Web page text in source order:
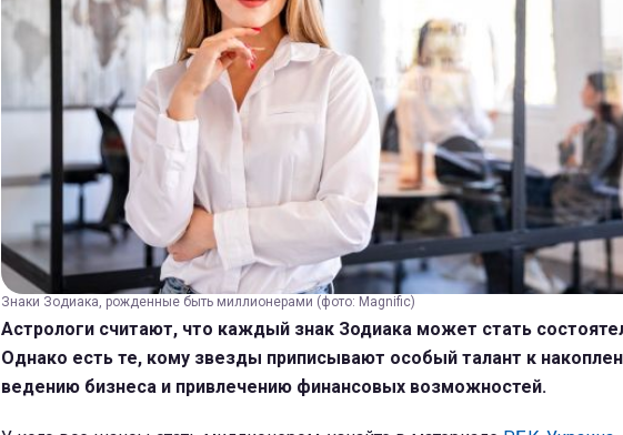
Знаки Зодиака, рожденные быть миллионерами (фото: Magnific)
Астрологи считают, что каждый знак Зодиака может стать
Однако есть те, кому звезды приписывают особый талант к
ведению бизнеса и привлечению финансовых возможностей.